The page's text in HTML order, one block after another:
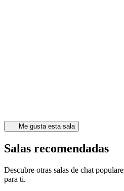
Me gusta esta sala
Salas recomendadas
Descubre otras salas de chat
para ti.